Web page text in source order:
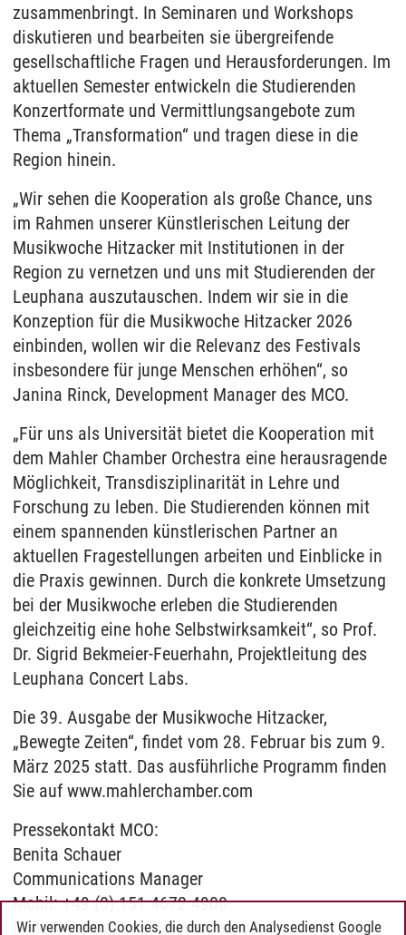
zusammenbringt. In Seminaren und Workshops
diskutieren und bearbeiten sie übergreifende
gesellschaftliche Fragen und Herausforderungen. Im
aktuellen Semester entwickeln die Studierenden
Konzertformate und Vermittlungsangebote zum
Thema „Transformation“ und tragen diese in die
Region hinein.
„Wir sehen die Kooperation als große Chance, uns
im Rahmen unserer Künstlerischen Leitung der
Musikwoche Hitzacker mit Institutionen in der
Region zu vernetzen und uns mit Studierenden der
Leuphana auszutauschen. Indem wir sie in die
Konzeption für die Musikwoche Hitzacker 2026
einbinden, wollen wir die Relevanz des Festivals
insbesondere für junge Menschen erhöhen“, so
Janina Rinck, Development Manager des MCO.
„Für uns als Universität bietet die Kooperation mit
dem Mahler Chamber Orchestra eine herausragende
Möglichkeit, Transdisziplinarität in Lehre und
Forschung zu leben. Die Studierenden können mit
einem spannenden künstlerischen Partner an
aktuellen Fragestellungen arbeiten und Einblicke in
die Praxis gewinnen. Durch die konkrete Umsetzung
bei der Musikwoche erleben die Studierenden
gleichzeitig eine hohe Selbstwirksamkeit“, so Prof.
Dr. Sigrid Bekmeier-Feuerhahn, Projektleitung des
Leuphana Concert Labs.
Die 39. Ausgabe der Musikwoche Hitzacker,
„Bewegte Zeiten“, findet vom 28. Februar bis zum 9.
März 2025 statt. Das ausführliche Programm finden
Sie auf www.mahlerchamber.com
Pressekontakt MCO:
Benita Schauer
Communications Manager
Mobil: +49 (0) 151 4672 4908
E-Mail: benita@mahlerchamber.com
Wir verwenden Cookies, die durch den Analysedienst Google